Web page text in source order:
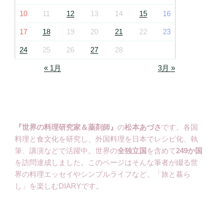
10 11 12 13 14 15 16
17 18 19 20 21 22 23
24 25 26 27 28
« 1月 3月 »
『世界の料理研究家＆薬剤師』 の松本あづさです。各国
料理と食文化を研究し、外国料理を日本でレシピ化、執
筆、講演などで活躍中。世界の全独立国 を含めて249か国
を訪問達成しました。このページはそんな筆者が綴る世
界の料理エッセイやシンプルライフなど、「旅と暮ら
し」を楽しむDIARYです。